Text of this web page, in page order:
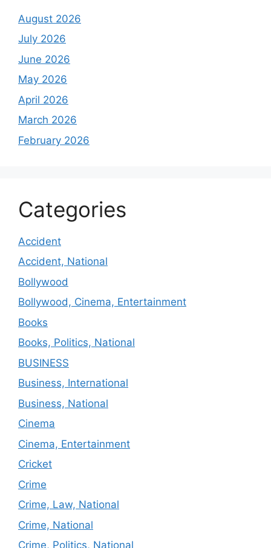
August 2026
July 2026
June 2026
May 2026
April 2026
March 2026
February 2026
Categories
Accident
Accident, National
Bollywood
Bollywood, Cinema, Entertainment
Books
Books, Politics, National
BUSINESS
Business, International
Business, National
Cinema
Cinema, Entertainment
Cricket
Crime
Crime, Law, National
Crime, National
Crime, Politics, National